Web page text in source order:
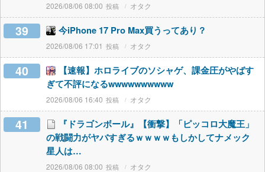
2026/08/06 08:00 オタク
39 今iPhone 17 Pro Max買うってあり？
2026/08/06 17:01 オタク
40
【速報】ホロライブのソシャゲ、課金圧がやばす
ぎて不評になるwwwwwwwwww
2026/08/06 16:40 オタク
41
『ドラゴンボール』【衝撃】「ピッコロ大魔王」
の戦闘力がヤバすぎるｗｗｗｗもしかしてナメック
星人は…
2026/08/06 08:00 オタク